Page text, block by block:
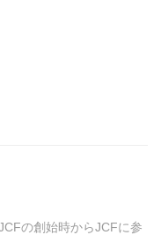
の創始時からJCFに参